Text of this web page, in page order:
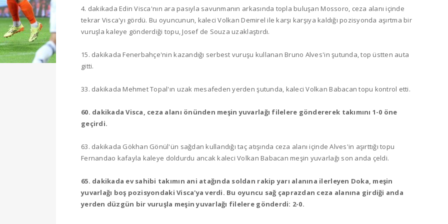
4. dakikada Edin Visca'nın ara pasıyla savunmanın arkasında topla buluşan Mossoro, ceza alanı içinde
tekrar Visca'yı gördü. Bu oyuncunun, kaleci Volkan Demirel ile karşı karşıya kaldığı pozisyonda aşırtma bir
vuruşla kaleye gönderdiği topu, Josef de Souza uzaklaştırdı.
15. dakikada Fenerbahçe'nin kazandığı serbest vuruşu kullanan Bruno Alves'in şutunda, top üstten auta
gitti.
33. dakikada Mehmet Topal'ın uzak mesafeden yerden şutunda, kaleci Volkan Babacan topu kontrol etti.
60. dakikada Visca, ceza alanı önünden meşin yuvarlağı filelere göndererek takımını 1-0 öne
geçirdi.
63. dakikada Gökhan Gönül'ün sağdan kullandığı taç atışında ceza alanı içinde Alves'in aşırttığı topu
Fernandao kafayla kaleye doldurdu ancak kaleci Volkan Babacan meşin yuvarlağı son anda çeldi.
65. dakikada ev sahibi takımın ani atağında soldan rakip yarı alanına ilerleyen Doka, meşin
yuvarlağı boş pozisyondaki Visca'ya verdi. Bu oyuncu sağ çaprazdan ceza alanına girdiği anda
yerden düzgün bir vuruşla meşin yuvarlağı filelere gönderdi: 2-0.